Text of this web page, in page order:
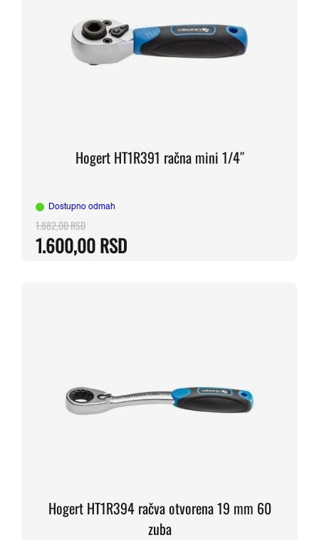
Hogert HT1R391 račna mini 1/4″
Dostupno odmah
1.882,00RSDOriginalna
cena
1.600,00RSD
Trenutna
cena
Hogert HT1R394 račva otvorena 19 mm 60
zuba